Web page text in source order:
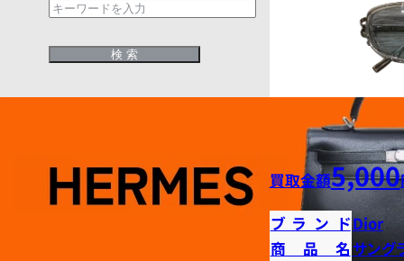
買取金額5,000
ブランドDior
商品名 サング